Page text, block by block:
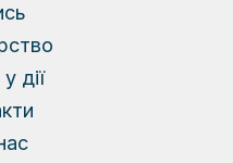
дії